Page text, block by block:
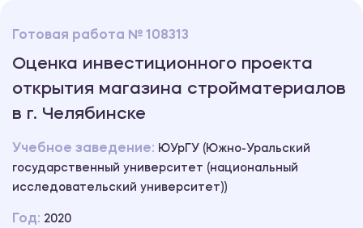
Готовая работа № 108313
Оценка инвестиционного проекта
открытия магазина стройматериалов
в г. Челябинске
Учебное заведение: ЮУрГУ (Южно-Уральский
государственный университет (национальный
исследовательский университет))
Год: 2020